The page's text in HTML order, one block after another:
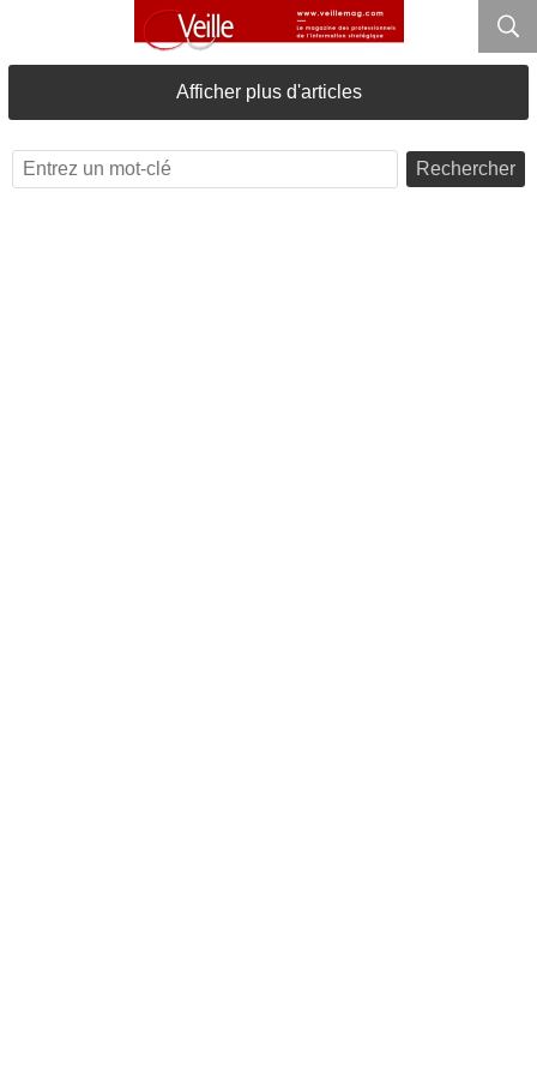
Afficher plus d'articles
Rechercher